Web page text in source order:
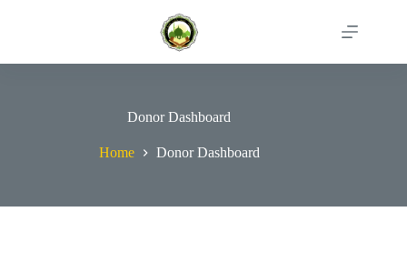
Donor Dashboard
Home Donor Dashboard